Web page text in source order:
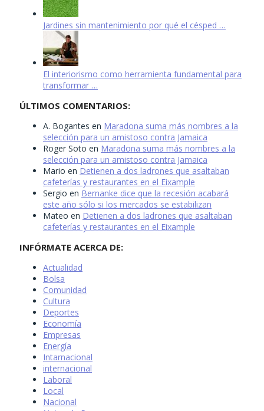
Jardines sin mantenimiento por qué el césped …
El interiorismo como herramienta fundamental para
transformar …
ÚLTIMOS COMENTARIOS:
A. Bogantes en Maradona suma más nombres a la
selección para un amistoso contra Jamaica
Roger Soto en Maradona suma más nombres a la
selección para un amistoso contra Jamaica
Mario en Detienen a dos ladrones que asaltaban
cafeterías y restaurantes en el Eixample
Sergio en Bernanke dice que la recesión acabará
este año sólo si los mercados se estabilizan
Mateo en Detienen a dos ladrones que asaltaban
cafeterías y restaurantes en el Eixample
INFÓRMATE ACERCA DE:
Actualidad
Bolsa
Comunidad
Cultura
Deportes
Economía
Empresas
Energía
Intarnacional
internacional
Laboral
Local
Nacional